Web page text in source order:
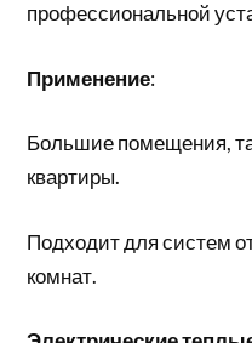
профессиональной
Применение:
Большие помещения,
квартиры.
Подходит для систем
комнат.